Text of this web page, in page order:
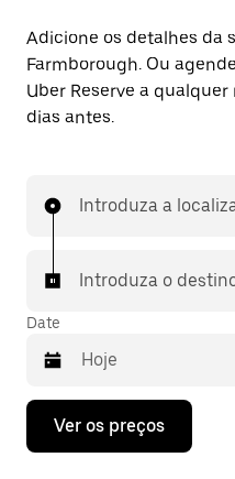
Adicione os detalhes da
Farmborough. Ou
Uber Reserve a
dias antes.
Introduza a
Introduza o
Date
Prima
tecla
Ver os preços